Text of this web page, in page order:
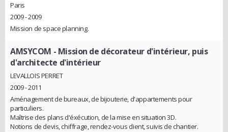
Paris
2009 - 2009
Mission de space planning.
AMSYCOM - Mission de décorateur d'intérieur, puis
d'architecte d'intérieur
LEVALLOIS PERRET
2009 - 2011
Aménagement de bureaux, de bijouterie, d'appartements pour
particuliers.
Maîtrise des plans d'éxécution, de la mise en situation 3D.
Notions de devis, chiffrage, rendez-vous client, suivis de chantier.